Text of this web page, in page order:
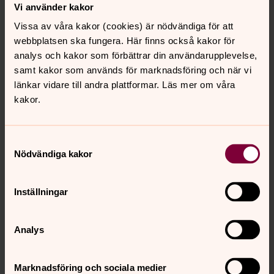
Vi använder kakor
Vissa av våra kakor (cookies) är nödvändiga för att
webbplatsen ska fungera. Här finns också kakor för
analys och kakor som förbättrar din användarupplevelse,
samt kakor som används för marknadsföring och när vi
länkar vidare till andra plattformar. Läs mer om våra
kakor.
Nödvändiga kakor
Inställningar
Analys
Marknadsföring och sociala medier
söndagen den 15 juli kl 18.00
”Lätt som en sommarfjäril”
Marta Parkman. Kicki och Petter Sjöstedt.
.................................................
Musikandakter
Säbrå kyrka
onsdagen den 4 juli kl 11.30
onsdagen den 11 juli kl 11.30
kl 12.30 Kyrkogårdsvandring med Peter Norberg.